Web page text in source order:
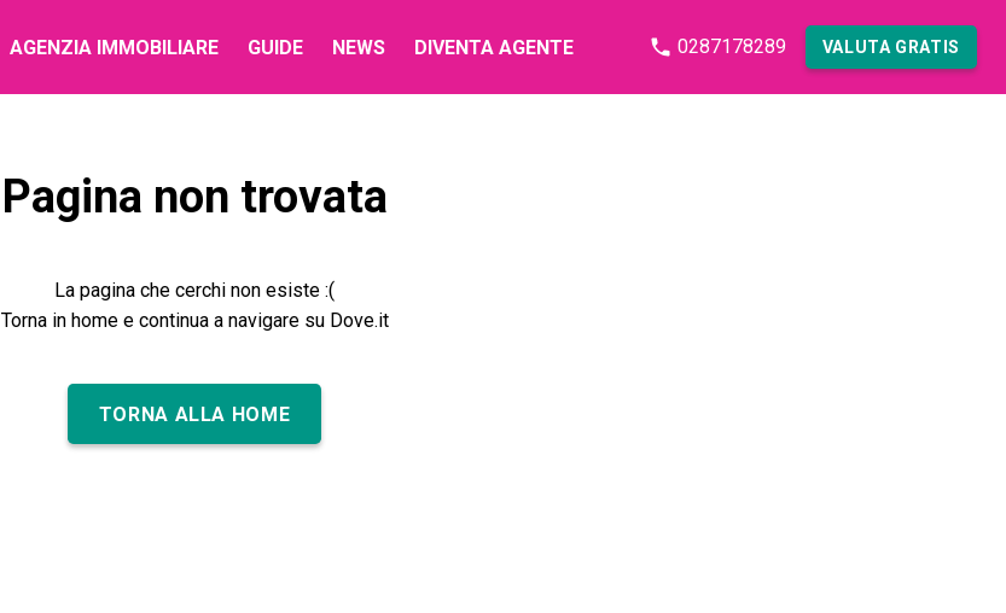
AGENZIA IMMOBILIARE GUIDE NEWS DIVENTA AGENTE 0287178289 VALUTA GRATIS
Pagina non trovata
La pagina che cerchi non esiste :(
Torna in home e continua a navigare su Dove.it
TORNA ALLA HOME